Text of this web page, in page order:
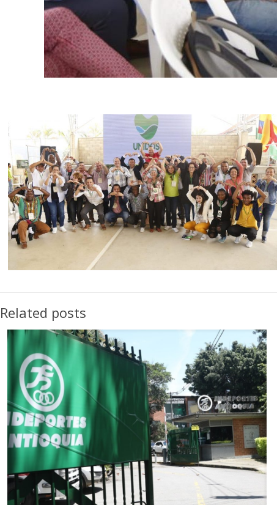
Related posts